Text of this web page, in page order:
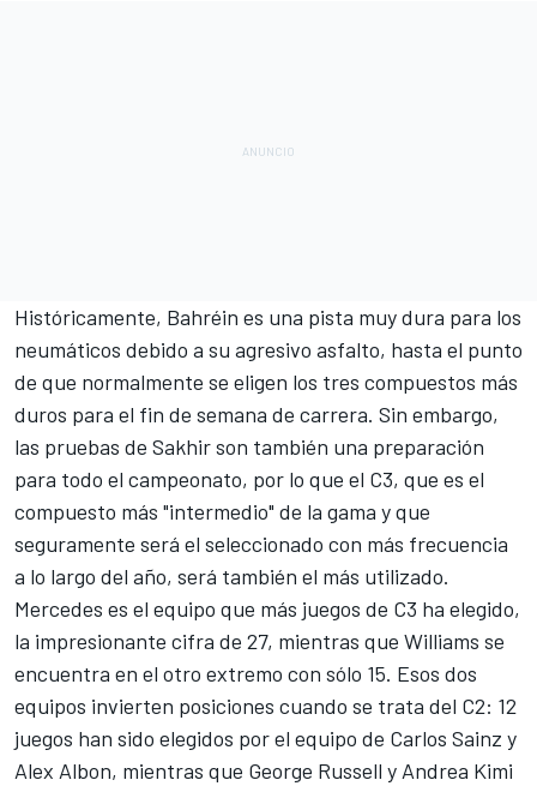
Históricamente, Bahréin es una pista muy dura para los
neumáticos debido a su agresivo asfalto, hasta el punto
de que normalmente se eligen los tres compuestos más
duros para el fin de semana de carrera. Sin embargo,
las pruebas de Sakhir son también una preparación
para todo el campeonato, por lo que el C3, que es el
compuesto más "intermedio" de la gama y que
seguramente será el seleccionado con más frecuencia
a lo largo del año, será también el más utilizado.
Mercedes es el equipo que más juegos de C3 ha elegido,
la impresionante cifra de 27, mientras que Williams se
encuentra en el otro extremo con sólo 15. Esos dos
equipos invierten posiciones cuando se trata del C2: 12
juegos han sido elegidos por el equipo de Carlos Sainz y
Alex Albon, mientras que George Russell y Andrea Kimi